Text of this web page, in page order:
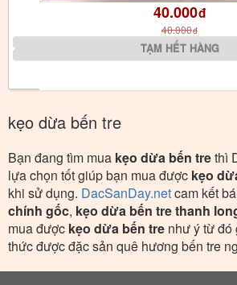
40.000đ
40.000đ
kẹo dừa bến tre
Bạn đang tìm mua kẹo dừa bến trethì
lựa chọn tốt giúp bạn mua được kẹo
khi sử dụng. DacSanDay.netcam kết
chính gốc, kẹo dừa bến tre thanh
mua được kẹo dừa bến tre như ý từ đó
thức được đặc sản quê hương bến tre